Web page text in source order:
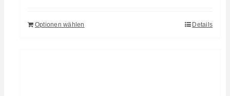
Optionen wählen Details